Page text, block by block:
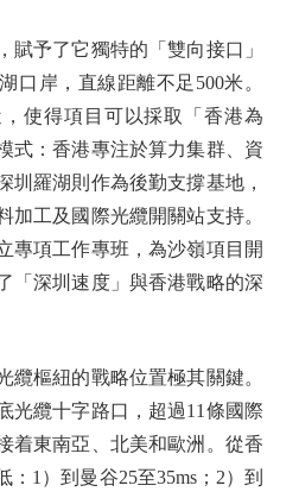
予了它獨特的「雙向接口」
口岸，直線距離不足500米。
使得項目可以採取「香港為
式：香港專注於算力集群、資
圳羅湖則作為後勤支撐基地，
加工及國際光纜開關站支持。
專項工作專班，為沙嶺項目開
「深圳速度」與香港戰略的深
樞紐的戰略位置極其關鍵。
光纜十字路口，超過11條國際
着東南亞、北美和歐洲。從香
1）到曼谷25至35ms；2）到